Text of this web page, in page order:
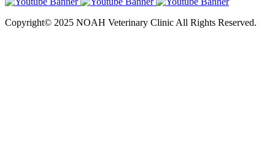
Copyright© 2025 NOAH Veterinary Clinic All Rights Reserved.